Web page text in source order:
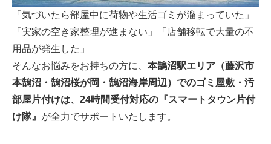
「気づいたら部屋中に荷物や生活ゴミが溜まっていた」
「実家の空き家整理が進まない」「店舗移転で大量の不
用品が発生した」
そんなお悩みをお持ちの方に、 本鵠沼駅エリア（藤沢市
本鵠沼・鵠沼桜が岡・鵠沼海岸周辺）でのゴミ屋敷・汚
部屋片付けは、24時間受付対応の『スマートタウン片付
け隊』 が全力でサポートいたします。